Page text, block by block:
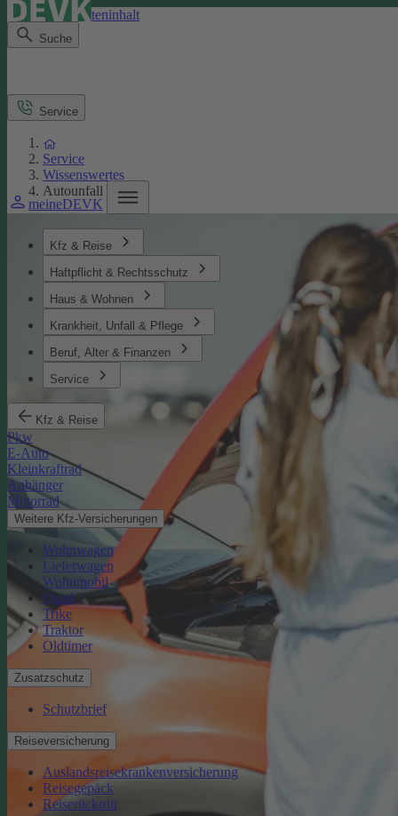
Direkt zum Seiteninhalt
Suche
meineDEVK
Kfz & Reise
Haftpflicht & Rechtsschutz
Haus & Wohnen
Krankheit, Unfall & Pflege
Beruf, Alter & Finanzen
Service
Kfz & Reise
Pkw
E-Auto
Kleinkraftrad
Anhänger
Motorrad
Weitere Kfz-Versicherungen
Wohnwagen
Lieferwagen
Wohnmobil
Quad
Trike
Traktor
Oldtimer
Zusatzschutz
Schutzbrief
Reiseversicherung
Auslandsreisekrankenversicherung
Reisegepäck
Reiserücktritt
Service
Service
Wissenswertes
Autounfall